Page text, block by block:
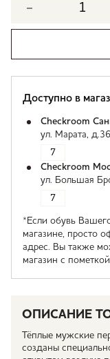
Доступно в
Checkroom
ул. Марата, д.36
7
Checkroom
ул. Большая
7
*Если обувь
магазине, просто
адрес. Вы также
магазин с
ОПИСАНИЕ
Тёплые мужские
созданы